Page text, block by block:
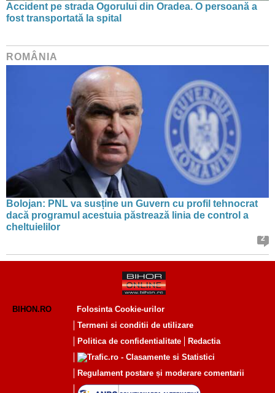
Accident pe strada Ogorului din Oradea. O persoană a
fost transportată la spital
ROMÂNIA
Bolojan: PNL va susține un Guvern cu profil tehnocrat
dacă programul acestuia păstrează linia de control a
cheltuielilor
2
BIHON.RO
Folosinta Cookie-urilor
Termeni si conditii de utilizare
Politica de confidentialitate
Redactia
Regulament postare și moderare comentarii